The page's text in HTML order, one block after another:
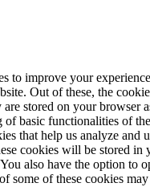
to improve your
Out of these, the
are stored on your browser
of basic functionalities of
that help us analyze and
cookies will be stored in
also have the option to
some of these cookies